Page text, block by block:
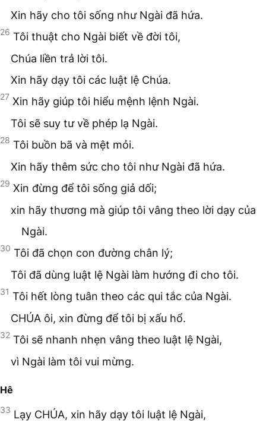
Xin hãy cho tôi sống như Ngài đã hứa.
26 Tôi thuật cho Ngài biết về đời tôi,
Chúa liền trả lời tôi.
Xin hãy dạy tôi các luật lệ Chúa.
27 Xin hãy giúp tôi hiểu mệnh lệnh Ngài.
Tôi sẽ suy tư về phép lạ Ngài.
28 Tôi buồn bã và mệt mỏi.
Xin hãy thêm sức cho tôi như Ngài đã hứa.
29 Xin đừng để tôi sống giả dối;
xin hãy thương mà giúp tôi vâng theo lời dạy của
Ngài.
30 Tôi đã chọn con đường chân lý;
Tôi đã dùng luật lệ Ngài làm hướng đi cho tôi.
31 Tôi hết lòng tuân theo các qui tắc của Ngài.
CHÚA ôi, xin đừng để tôi bị xấu hổ.
32 Tôi sẽ nhanh nhẹn vâng theo luật lệ Ngài,
vì Ngài làm tôi vui mừng.
Hê
33 Lạy CHÚA, xin hãy dạy tôi luật lệ Ngài,